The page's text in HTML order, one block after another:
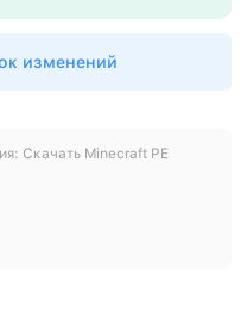
95
v8a
115
192
изменений
Скачать Minecraft PE